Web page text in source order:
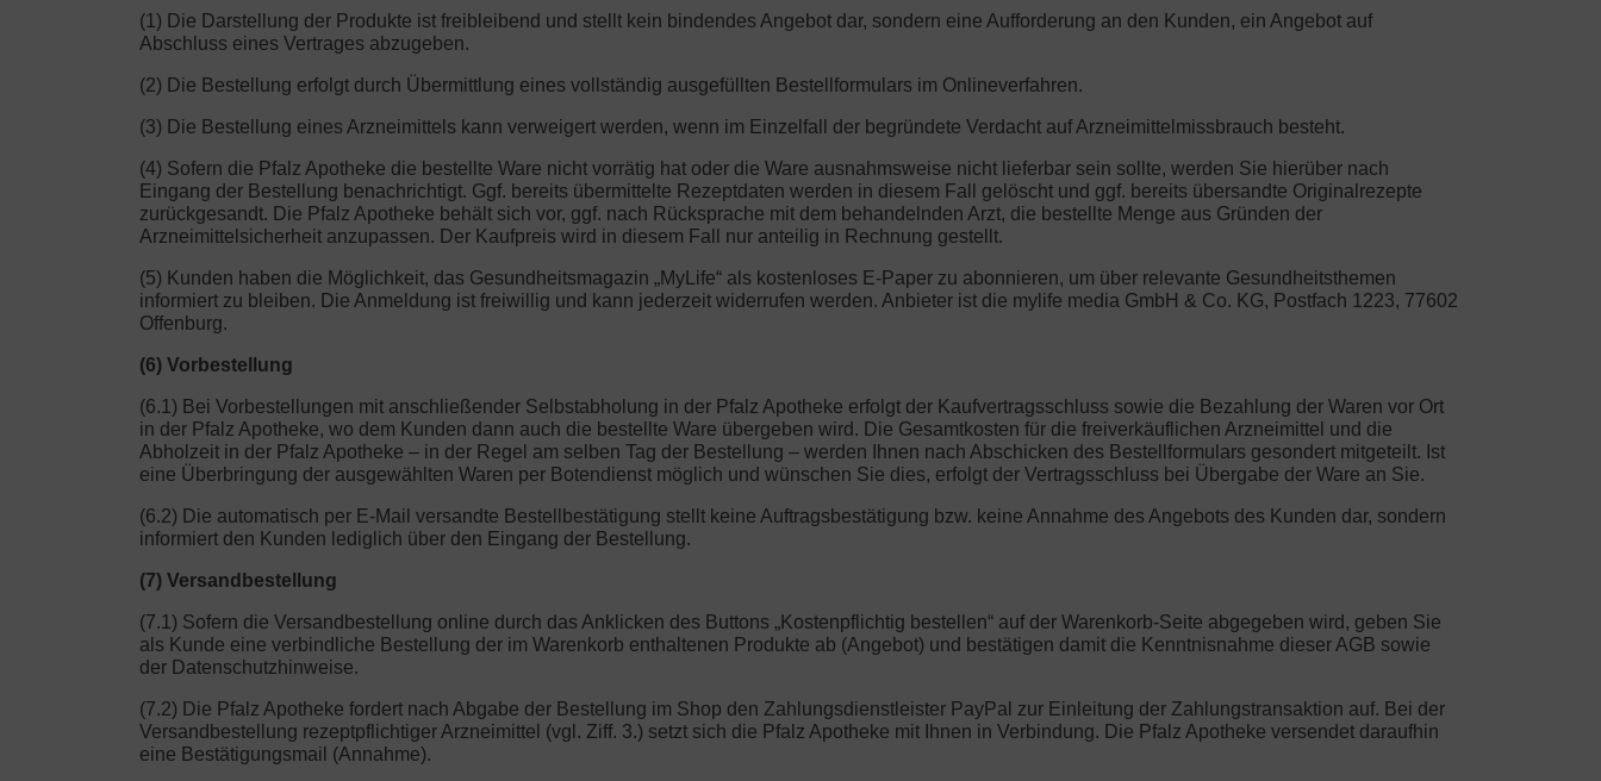
(1) Die Darstellung der Produkte ist freibleibend und stellt kein bindendes Angebot dar, sondern eine Aufforderung an den Kunden, ein Angebot auf
Abschluss eines Vertrages abzugeben.
(2) Die Bestellung erfolgt durch Übermittlung eines vollständig ausgefüllten Bestellformulars im Onlineverfahren.
(3) Die Bestellung eines Arzneimittels kann verweigert werden, wenn im Einzelfall der begründete Verdacht auf Arzneimittelmissbrauch besteht.
(4) Sofern die Pfalz Apotheke die bestellte Ware nicht vorrätig hat oder die Ware ausnahmsweise nicht lieferbar sein sollte, werden Sie hierüber nach
Eingang der Bestellung benachrichtigt. Ggf. bereits übermittelte Rezeptdaten werden in diesem Fall gelöscht und ggf. bereits übersandte Originalrezepte
zurückgesandt. Die Pfalz Apotheke behält sich vor, ggf. nach Rücksprache mit dem behandelnden Arzt, die bestellte Menge aus Gründen der
Arzneimittelsicherheit anzupassen. Der Kaufpreis wird in diesem Fall nur anteilig in Rechnung gestellt.
(5) Kunden haben die Möglichkeit, das Gesundheitsmagazin „MyLife“ als kostenloses E-Paper zu abonnieren, um über relevante Gesundheitsthemen
informiert zu bleiben. Die Anmeldung ist freiwillig und kann jederzeit widerrufen werden. Anbieter ist die mylife media GmbH & Co. KG, Postfach 1223, 77602
Offenburg.
(6) Vorbestellung
(6.1) Bei Vorbestellungen mit anschließender Selbstabholung in der Pfalz Apotheke erfolgt der Kaufvertragsschluss sowie die Bezahlung der Waren vor Ort
in der Pfalz Apotheke, wo dem Kunden dann auch die bestellte Ware übergeben wird. Die Gesamtkosten für die freiverkäuflichen Arzneimittel und die
Abholzeit in der Pfalz Apotheke – in der Regel am selben Tag der Bestellung – werden Ihnen nach Abschicken des Bestellformulars gesondert mitgeteilt. Ist
eine Überbringung der ausgewählten Waren per Botendienst möglich und wünschen Sie dies, erfolgt der Vertragsschluss bei Übergabe der Ware an Sie.
(6.2) Die automatisch per E-Mail versandte Bestellbestätigung stellt keine Auftragsbestätigung bzw. keine Annahme des Angebots des Kunden dar, sondern
informiert den Kunden lediglich über den Eingang der Bestellung.
(7) Versandbestellung
(7.1) Sofern die Versandbestellung online durch das Anklicken des Buttons „Kostenpflichtig bestellen“ auf der Warenkorb-Seite abgegeben wird, geben Sie
als Kunde eine verbindliche Bestellung der im Warenkorb enthaltenen Produkte ab (Angebot) und bestätigen damit die Kenntnisnahme dieser AGB sowie
der Datenschutzhinweise.
(7.2) Die Pfalz Apotheke fordert nach Abgabe der Bestellung im Shop den Zahlungsdienstleister PayPal zur Einleitung der Zahlungstransaktion auf. Bei der
Versandbestellung rezeptpflichtiger Arzneimittel (vgl. Ziff. 3.) setzt sich die Pfalz Apotheke mit Ihnen in Verbindung. Die Pfalz Apotheke versendet daraufhin
eine Bestätigungsmail (Annahme).